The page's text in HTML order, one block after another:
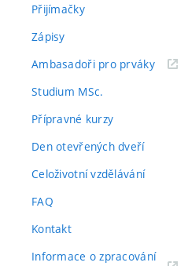
Přijímačky
Zápisy
Ambasadoři pro prváky(externí
Studium MSc.
Přípravné kurzy
Den otevřených dveří
Celoživotní vzdělávání
FAQ
Kontakt
Informace o zpracování